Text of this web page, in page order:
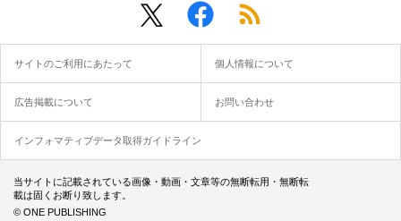
サイトのご利用にあたって 個人情報について
広告掲載について お問い合わせ
インフォマティブデータ取得ガイドライン
当サイトに記載されている画像・動画・文章等の無断転用・無断転
載は固くお断り致します。
© ONE PUBLISHING